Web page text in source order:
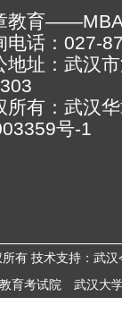
教育
电话：027-
地址：武汉
所有：武汉
号-1
有 技术支持：武汉
育考试院 武汉大